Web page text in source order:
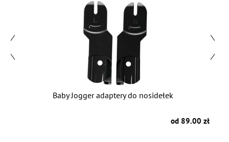
Baby Jogger adaptery do nosidełek
od 89.00 zł